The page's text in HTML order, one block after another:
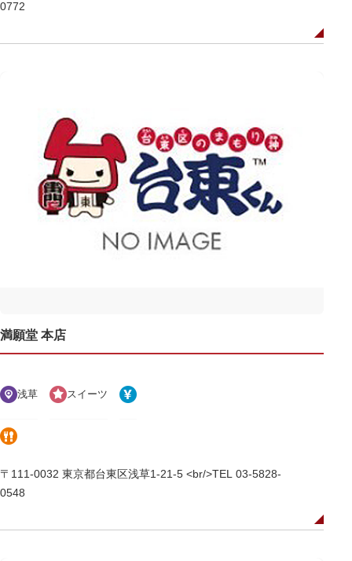
0772
満願堂 本店
浅草 スイーツ
〒111-0032 東京都台東区浅草1-21-5 <br/>TEL 03-5828-
0548